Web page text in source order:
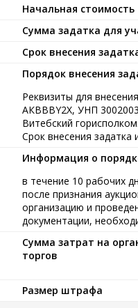
Начальная стоимость
Сумма задатка для
Срок внесения
Порядок внесения
Реквизиты для
АКВВВY2X, УНП
Витебский горисполком.
Срок внесения
Информация о
в течение 10 рабочих
после признания
организацию и
документации,
Сумма затрат на
торгов
Размер штрафа